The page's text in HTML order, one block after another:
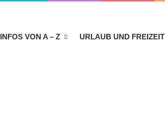
INFOS VON A – Z URLAUB UND FREIZEIT